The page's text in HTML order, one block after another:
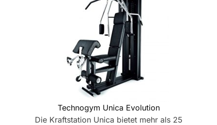
Technogym Unica Evolution
Die Kraftstation Unica bietet mehr als 25